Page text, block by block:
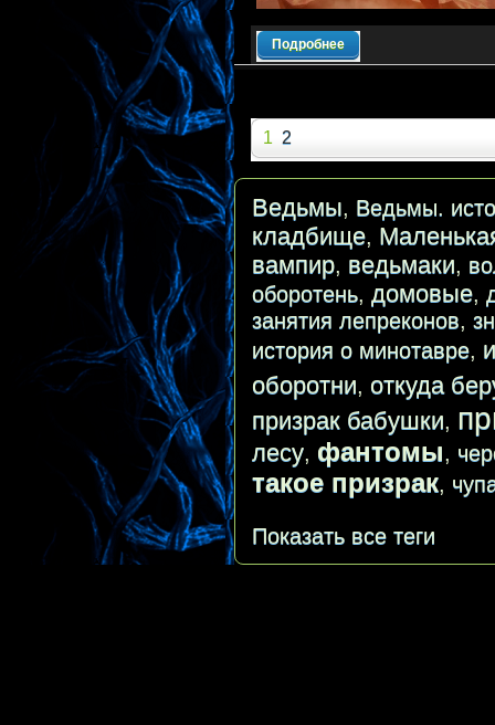
Подробнее
1 2
Ведьмы, Ведьмы.
кладбище,
вампир, ведьмаки,
оборотень, домовые,
занятия лепреконов,
история о минотавре,
оборотни, откуда
призрак бабушки,
лесу, фантомы,
такое призрак,
Показать все теги